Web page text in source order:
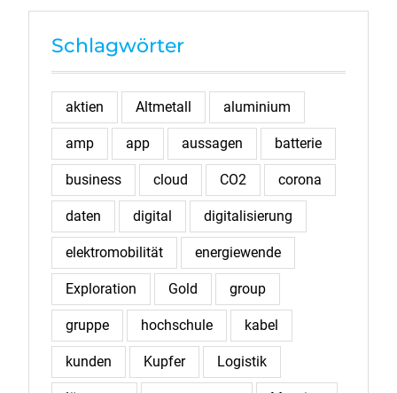
Schlagwörter
aktien Altmetall aluminium
amp app aussagen batterie
business cloud CO2 corona
daten digital digitalisierung
elektromobilität energiewende
Exploration Gold group
gruppe hochschule kabel
kunden Kupfer Logistik